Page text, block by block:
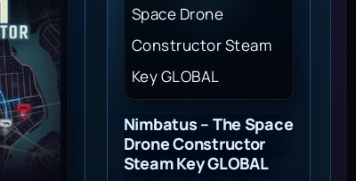
Nimbatus – The Space
Drone Constructor
Steam Key GLOBAL